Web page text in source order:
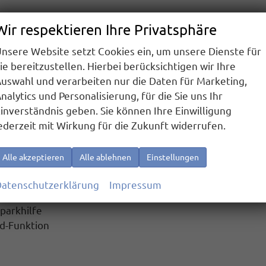
Connect Plus""
Deaktivierung
und Radfahrererkennung
Back-up-Horn und Abschleppschutz
Funktion
respektieren Ihre Privatsphäre
Website setzt Cookies ein, um unsere Dienste für
bereitzustellen. Hierbei berücksichtigen wir Ihre
und verarbeiten nur die Daten für Marketing,
und Personalisierung, für die Sie uns Ihr
geben. Sie können Ihre Einwilligung
mit Wirkung für die Zukunft widerrufen.
Alle akzeptieren Alle ablehnen Einstellungen
Impressum